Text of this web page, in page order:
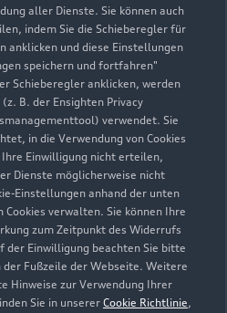
aller Dienste. Sie können auch
indem Sie die Schieberegler für
anklicken und diese Einstellungen
speichern und fortfahren"
Schieberegler anklicken, werden
B. der Ensighten Privacy
verwendet. Sie
in die Verwendung von Cookies
Einwilligung nicht erteilen,
Dienste möglicherweise nicht
Einstellungen anhand der unten
verwalten. Sie können Ihre
zum Zeitpunkt des Widerrufs
der Einwilligung beachten Sie bitte
Fußzeile der Webseite. Weitere
Hinweise zur Verwendung Ihrer
Sie in unserer Cookie Richtlinie,